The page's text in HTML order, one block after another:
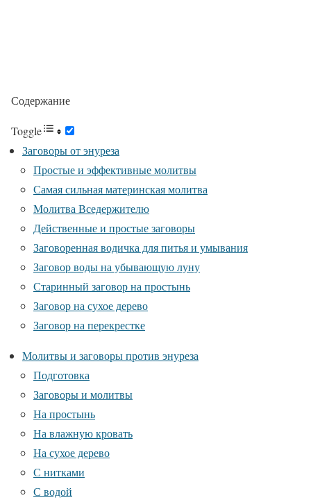
Содержание
Toggle
Заговоры от энуреза
Простые и эффективные молитвы
Самая сильная материнская молитва
Молитва Вседержителю
Действенные и простые заговоры
Заговоренная водичка для питья и умывания
Заговор воды на убывающую луну
Старинный заговор на простынь
Заговор на сухое дерево
Заговор на перекрестке
Молитвы и заговоры против энуреза
Подготовка
Заговоры и молитвы
На простынь
На влажную кровать
На сухое дерево
С нитками
С водой